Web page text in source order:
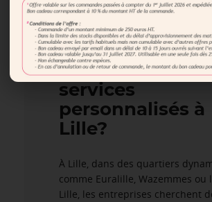
Comment
votre
communication
locale avec des
services
personnalisés à
Lille?
À Lille, dans des quartiers
comme Euralille, Wazemmes ou
Lille, les entreprises cherchent